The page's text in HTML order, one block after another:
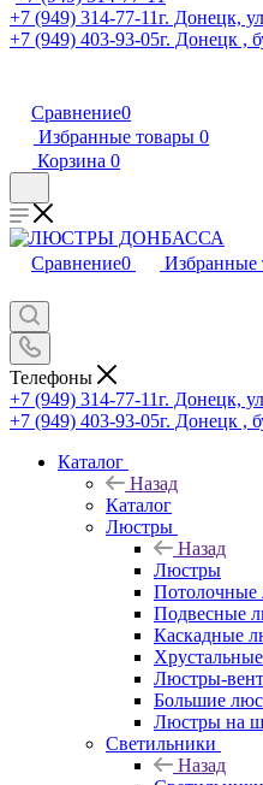
+7 (949) 314-77-11г. Донецк,
+7 (949) 403-93-05г. Донецк ,
Сравнение0
Избранные товары 0
Корзина 0
Сравнение0 Избранные
Телефоны
+7 (949) 314-77-11г. Донецк,
+7 (949) 403-93-05г. Донецк ,
Каталог
Назад
Каталог
Люстры
Назад
Люстры
Потолочные
Подвесные
Каскадные
Люстры-
Большие
Люстры на
Светильники
Назад